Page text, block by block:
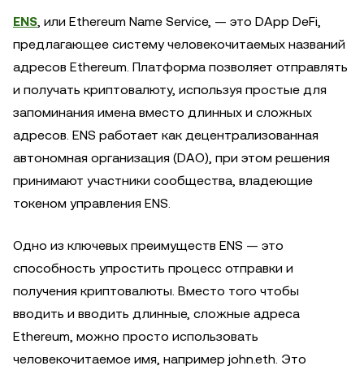
ENS, или Ethereum Name Service, — это DApp DeFi,
предлагающее систему человекочитаемых названий
адресов Ethereum. Платформа позволяет отправлять
и получать криптовалюту, используя простые для
запоминания имена вместо длинных и сложных
адресов. ENS работает как децентрализованная
автономная организация (DAO), при этом решения
принимают участники сообщества, владеющие
токеном управления ENS.
Одно из ключевых преимуществ ENS — это
способность упростить процесс отправки и
получения криптовалюты. Вместо того чтобы
вводить и вводить длинные, сложные адреса
Ethereum, можно просто использовать
человекочитаемое имя, например john.eth. Это